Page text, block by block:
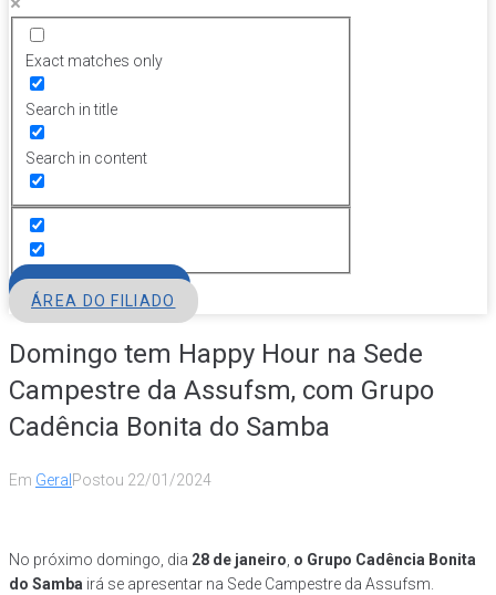
Exact matches only
Search in title
Search in content
ÁREA DO FILIADO
Domingo tem Happy Hour na Sede
Campestre da Assufsm, com Grupo
Cadência Bonita do Samba
Em Geral Postou 22/01/2024
No próximo domingo, dia 28 de janeiro o Grupo Cadência Bonita
do Samba irá se apresentar na Sede Campestre da Assufsm.